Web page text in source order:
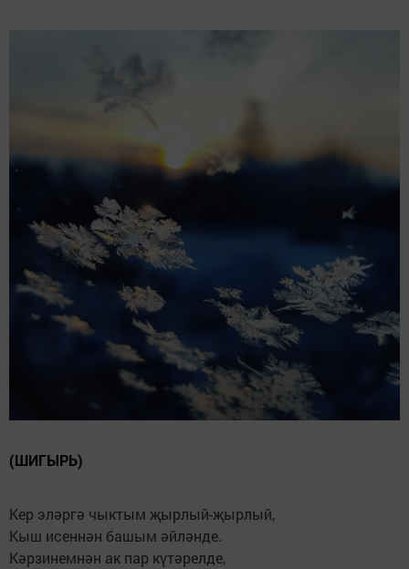
(ШИГЫРЬ)
Кер эләргә чыктым җырлый-җырлый,
Кыш исеннән башым әйләнде.
Кәрзинемнән ак пар күтәрелде,